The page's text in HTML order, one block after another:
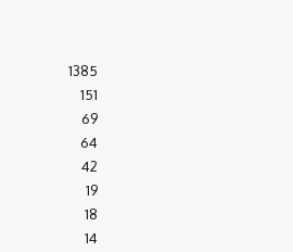
1385
151
69
64
42
19
18
14